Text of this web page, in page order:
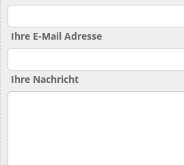
Ihre E-Mail Adresse
Ihre Nachricht